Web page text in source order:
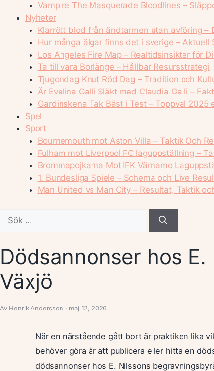
Vampire The Masquerade Bloodlines –
Nyheter
Klarrött blod från ändtarmen utan avföring –
Hur många älgar finns det i sverige – Aktuell
Los Angeles Fire Map – Realtidsinsikter för
Ta till vara Borlänge – Hållbar Resursstrategi
Tjugondag Knut Röd Dag – Tradition och
Är Evelina Galli Släkt med Claudia Galli –
Gardinskena Tak Bäst i Test – Toppval 2025
Spel
Sport
Bournemouth mot Aston Villa – Taktik Och
Fulham mot Liverpool FC laguppställning –
Brommapojkarna Mot IFK Värnamo
1. Bundesliga Spiele – Schema och Live
Man United vs Man City – Resultat, Taktik
efter:
Dödsannonser hos
Växjö
Av Henrik Andersson · maj 12, 2026
När en närstående gått bort är praktiken lika
behöver göra är att publicera eller hitta en
dödsannonser hos E. Nilssons